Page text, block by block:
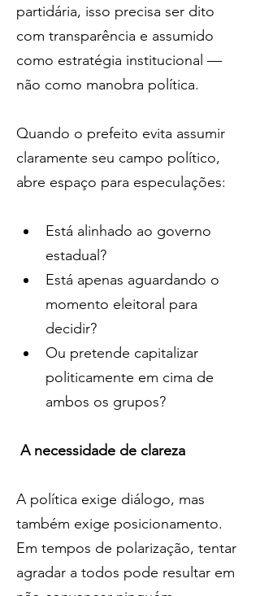
partidária, isso precisa ser dito
com transparência e assumido
como estratégia institucional —
não como manobra política.
Quando o prefeito evita assumir
claramente seu campo político,
abre espaço para especulações:
Está alinhado ao governo
estadual?
Está apenas aguardando o
momento eleitoral para
decidir?
Ou pretende capitalizar
politicamente em cima de
ambos os grupos?
A necessidade de clareza
A política exige diálogo, mas
também exige posicionamento.
Em tempos de polarização, tentar
agradar a todos pode resultar em